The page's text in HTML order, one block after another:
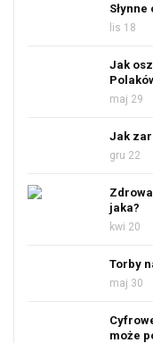
lis 18
Jak
maj 29
Jak
gru 22
jaka?
kwi 20
Torby
maj 30
może